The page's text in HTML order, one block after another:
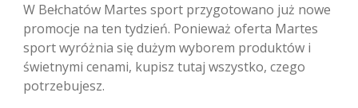
W Bełchatów Martes sport przygotowano już nowe
promocje na ten tydzień. Ponieważ oferta Martes
sport wyróżnia się dużym wyborem produktów i
świetnymi cenami, kupisz tutaj wszystko, czego
potrzebujesz.